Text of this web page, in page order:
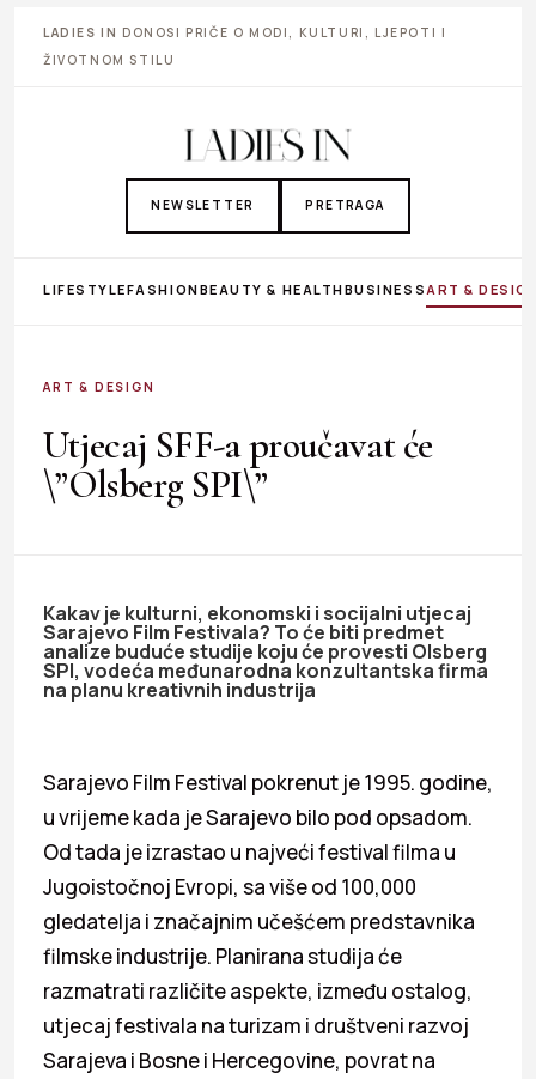
LADIES IN DONOSI PRIČE O MODI, KULTURI, LJEPOTI I
ŽIVOTNOM STILU
NEWSLETTER PRETRAGA
LIFESTYLEFASHIONBEAUTY & HEALTHBUSINESS ART &
ART & DESIGN
Utjecaj SFF-a proučavat će
\”Olsberg SPI\”
Kakav je kulturni, ekonomski i socijalni utjecaj
Sarajevo Film Festivala? To će biti predmet
analize buduće studije koju će provesti Olsberg
SPI, vodeća međunarodna konzultantska firma
na planu kreativnih industrija
Sarajevo Film Festival pokrenut je 1995. godine,
u vrijeme kada je Sarajevo bilo pod opsadom.
Od tada je izrastao u najveći festival filma u
Jugoistočnoj Evropi, sa više od 100,000
gledatelja i značajnim učešćem predstavnika
filmske industrije. Planirana studija će
razmatrati različite aspekte, između ostalog,
utjecaj festivala na turizam i društveni razvoj
Sarajeva i Bosne i Hercegovine, povrat na